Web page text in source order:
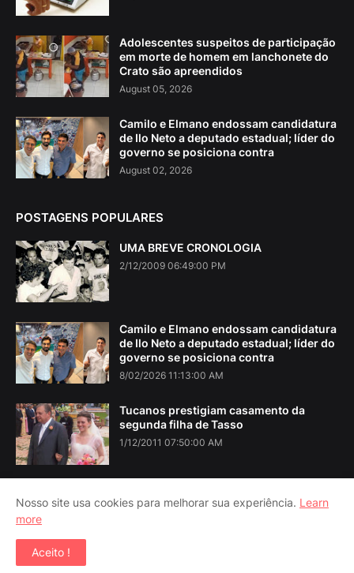
Adolescentes suspeitos de participação
em morte de homem em lanchonete do
Crato são apreendidos
August 05, 2026
Camilo e Elmano endossam candidatura
de Ilo Neto a deputado estadual; líder do
governo se posiciona contra
August 02, 2026
POSTAGENS POPULARES
UMA BREVE CRONOLOGIA
2/12/2009 06:49:00 PM
Camilo e Elmano endossam candidatura
de Ilo Neto a deputado estadual; líder do
governo se posiciona contra
8/02/2026 11:13:00 AM
Tucanos prestigiam casamento da
segunda filha de Tasso
1/12/2011 07:50:00 AM
Nosso site usa cookies para melhorar sua experiência. Learn
more
Aceito !